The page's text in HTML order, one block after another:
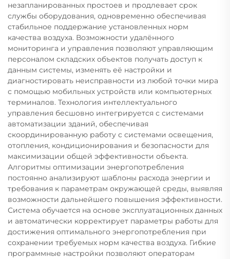
незапланированных простоев и продлевает срок
службы оборудования, одновременно обеспечивая
стабильное поддержание установленных норм
качества воздуха. Возможности удалённого
мониторинга и управления позволяют управляющим
персоналом складских объектов получать доступ к
данным системы, изменять её настройки и
диагностировать неисправности из любой точки мира
с помощью мобильных устройств или компьютерных
терминалов. Технология интеллектуального
управления бесшовно интегрируется с системами
автоматизации зданий, обеспечивая
скоординированную работу с системами освещения,
отопления, кондиционирования и безопасности для
максимизации общей эффективности объекта.
Алгоритмы оптимизации энергопотребления
постоянно анализируют шаблоны расхода энергии и
требования к параметрам окружающей среды, выявляя
возможности дальнейшего повышения эффективности.
Система обучается на основе эксплуатационных данных
и автоматически корректирует параметры работы для
достижения оптимального энергопотребления при
сохранении требуемых норм качества воздуха. Гибкие
программные настройки позволяют операторам